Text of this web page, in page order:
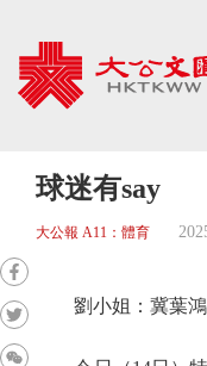
球迷有say
大公報 A11：體育
劉小姐：冀葉鴻